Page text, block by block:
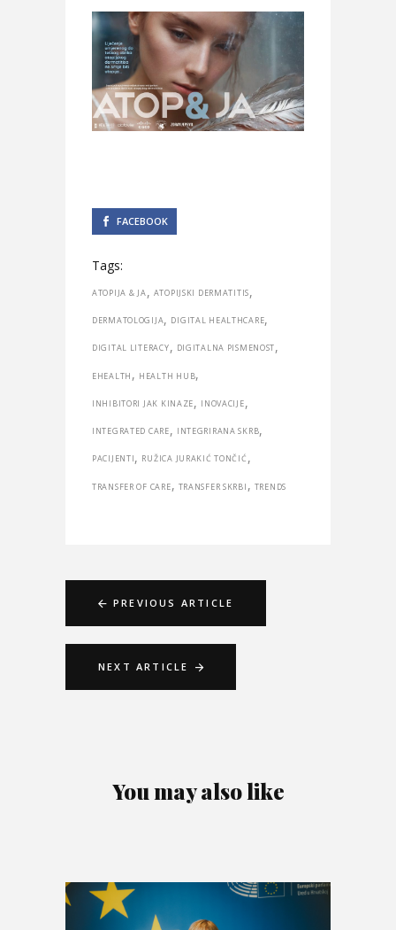
FACEBOOK
Tags:
ATOPIJA & JA, ATOPIJSKI DERMATITIS,
DERMATOLOGIJA, DIGITAL HEALTHCARE,
DIGITAL LITERACY, DIGITALNA PISMENOST,
EHEALTH , HEALTH HUB,
INHIBITORI JAK KINAZE, INOVACIJE,
INTEGRATED CARE, INTEGRIRANA SKRB,
PACIJENTI, RUŽICA JURAKIĆ TONČIĆ ,
TRANSFER OF CARE, TRANSFER SKRBI , TRENDS
PREVIOUS ARTICLE
NEXT ARTICLE
You may also like